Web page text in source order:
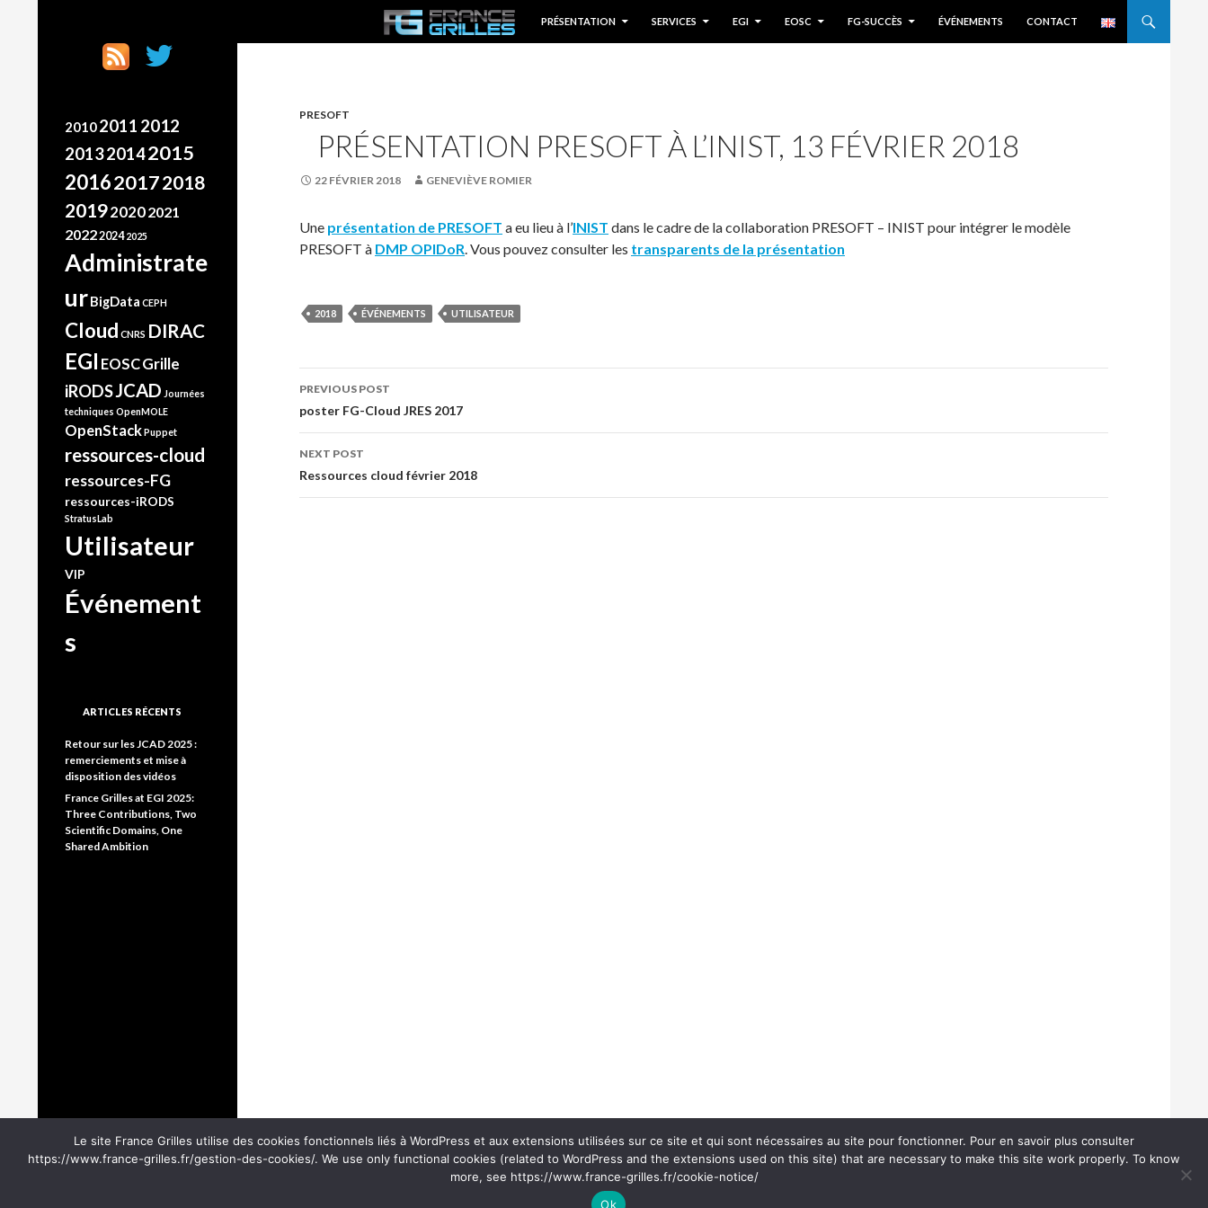
PRÉSENTATION
SERVICES EGI EOSC FG-SUCCÈS ÉVÉNEMENTS CONTACT
PRESOFT
PRÉSENTATION PRESOFT À L’INIST, 13 FÉVRIER 2018
22 FÉVRIER 2018 GENEVIÈVE ROMIER
Une présentation de PRESOFT a eu lieu à l’INIST dans le cadre de la collaboration PRESOFT – INIST pour intégrer le modèle
PRESOFT à DMP OPIDoR. Vous pouvez consulter les transparents de la présentation
2018 ÉVÉNEMENTS UTILISATEUR
Post
navigation
PREVIOUS POST
poster FG-Cloud JRES 2017
NEXT POST
Ressources cloud février 2018
Going the extra mile
20102011 2012
201320142015
201620172018
201920202021
20222024 2025
Administrate
urBigData CEPH
Cloud CNRS DIRAC
EGI EOSCGrille
iRODSJCAD Journées
techniques OpenMOLE
OpenStackPuppet
ressources-cloud
ressources-FG
ressources-iRODS
StratusLab
Utilisateur
VIP
Événement
s
ARTICLES RÉCENTS
Retour sur les JCAD 2025 :
remerciements et mise à
disposition des vidéos
France Grilles at EGI 2025:
Three Contributions, Two
Scientific Domains, One
Shared Ambition
Le site France Grilles utilise des cookies fonctionnels liés à WordPress et aux extensions utilisées sur ce site et qui sont nécessaires au site pour fonctionner. Pour en savoir plus consulter
https://www.france-grilles.fr/gestion-des-cookies/. We use only functional cookies (related to WordPress and the extensions used on this site) that are necessary to make this site work properly. To know
more, see https://www.france-grilles.fr/cookie-notice/
Ok